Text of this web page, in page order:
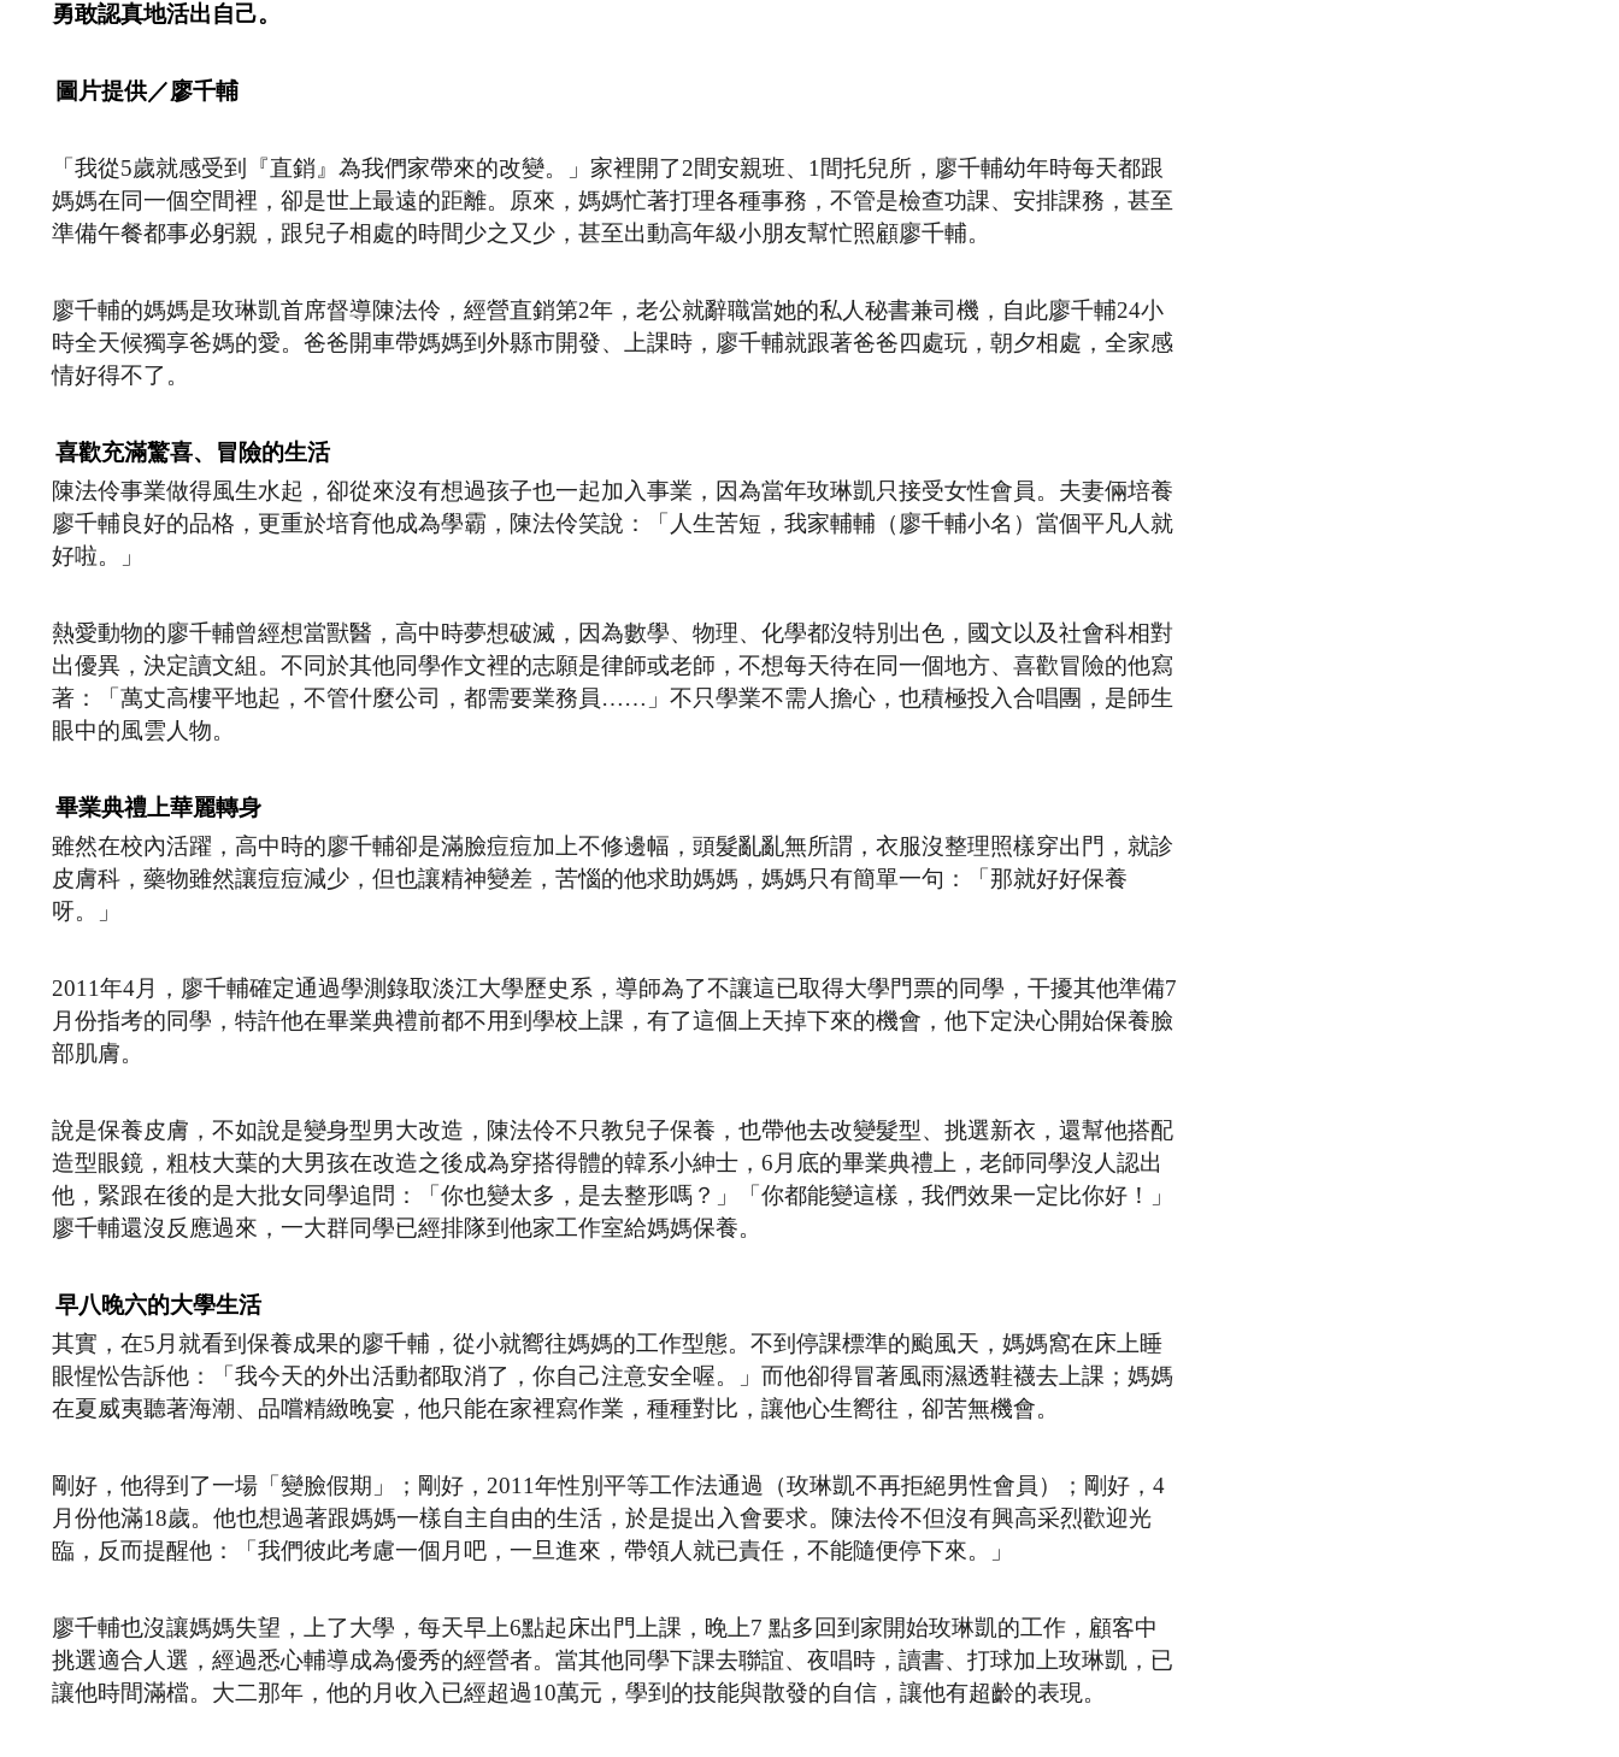
勇敢認真地活出自己。
圖片提供／廖千輔
「我從5歲就感受到『直銷』為我們家帶來的改變。」家裡開了2間安親班、1間托兒所，廖千輔幼年時每天都跟
媽媽在同一個空間裡，卻是世上最遠的距離。原來，媽媽忙著打理各種事務，不管是檢查功課、安排課務，甚至
準備午餐都事必躬親，跟兒子相處的時間少之又少，甚至出動高年級小朋友幫忙照顧廖千輔。
廖千輔的媽媽是玫琳凱首席督導陳法伶，經營直銷第2年，老公就辭職當她的私人秘書兼司機，自此廖千輔24小
時全天候獨享爸媽的愛。爸爸開車帶媽媽到外縣市開發、上課時，廖千輔就跟著爸爸四處玩，朝夕相處，全家感
情好得不了。
喜歡充滿驚喜、冒險的生活
陳法伶事業做得風生水起，卻從來沒有想過孩子也一起加入事業，因為當年玫琳凱只接受女性會員。夫妻倆培養
廖千輔良好的品格，更重於培育他成為學霸，陳法伶笑說：「人生苦短，我家輔輔（廖千輔小名）當個平凡人就
好啦。」
熱愛動物的廖千輔曾經想當獸醫，高中時夢想破滅，因為數學、物理、化學都沒特別出色，國文以及社會科相對
出優異，決定讀文組。不同於其他同學作文裡的志願是律師或老師，不想每天待在同一個地方、喜歡冒險的他寫
著：「萬丈高樓平地起，不管什麼公司，都需要業務員…­…」不只學業不需人擔心，也積極投入合唱團，是師生
眼中的風雲人物。
畢業典禮上華麗轉身
雖然在校內活躍，高中時的廖千輔卻是滿臉痘痘加上不修邊幅，頭髮亂亂無所謂，衣服沒整理照樣穿出門，就診
皮膚科，藥物雖然讓痘痘減少，但也讓精神變差，苦惱的他求助媽媽，媽媽只有簡單一句：「那就好好保養
呀。」
2011年4月，廖千輔確定通過學測錄取淡江大學歷史系，導師為了不讓這已取得大學門票的同學，干擾其他準備7
月份指考的同學，特許他在畢業典禮前都不用到學校上課，有了這個上天掉下來的機會，他下定決心開始保養臉
部肌膚。
說是保養皮膚，不如說是變身型男大改造，陳法伶不只教兒子保養，也帶他去改變髮型、挑選新衣，還幫他搭配
造型眼鏡，粗枝大葉的大男孩在改造之後成為穿搭得體的韓系小紳士，6月底的畢業典禮上，老師同學沒人認出
他，緊跟在後的是大批女同學追問：「你也變太多，是去整形嗎？」「你都能變這樣，我們效果一定比你好！」
廖千輔還沒反應過來，一大群同學已經排隊到他家工作室給媽媽保養。
早八晚六的大學生活
其實，在5月就看到保養成果的廖千輔，從小就嚮往媽媽的工作型態。不到停課標準的颱風天，媽媽窩在床上睡
眼惺忪告訴他：「我今天的外出活動都取消了，你自己注意安全喔。」而他卻得冒著風雨濕透鞋襪去上課；媽媽
在夏威夷聽著海潮、品嚐精緻晚宴，他只能在家裡寫作業，種種對比，讓他心生嚮往，卻苦無機會。
剛好，他得到了一場「變臉假期」；剛好，2011年性別平等工作法通過（玫琳凱不再拒絕男性會員）；剛好，4
月份他滿18歲。他也想過著跟媽媽一樣自主自由的生活，於是提出入會要求。陳法伶不但沒有興高采烈歡迎光
臨，反而提醒他：「我們彼此考慮一個月吧，一旦進來，帶領人就已責任，不能隨便停下來。」
廖千輔也沒讓媽媽失望，上了大學，每天早上6點起床出門上課，晚上7 點多回到家開始玫琳凱的工作，顧客中
挑選適合人選，經過悉心輔導成為優秀的經營者。當其他同學下課去聯誼、夜唱時，讀書、打球加上玫琳凱，已
讓他時間滿檔。大二那年，他的月收入已經超過10萬元，學到的技能與散發的自信，讓他有超齡的表現。